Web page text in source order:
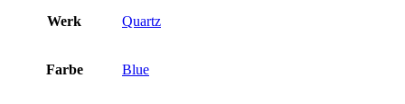
Werk Quartz
Farbe Blue